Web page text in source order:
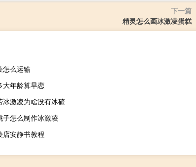
下一篇
精灵怎么画冰激凌蛋糕
怎么运输
大年龄算早恋
冰激凌为啥没有冰碴
子怎么制作冰激凌
店安静书教程